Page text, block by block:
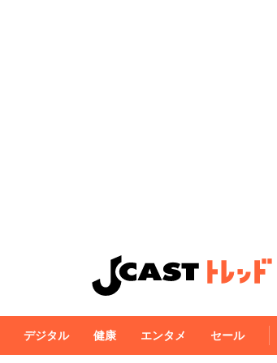
デジタル 健康 エンタメ セール